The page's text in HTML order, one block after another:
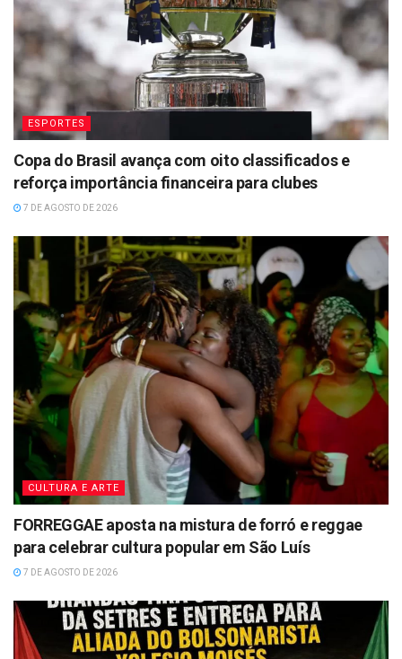
ESPORTES
Copa do Brasil avança com oito classificados e
reforça importância financeira para clubes
7 DE AGOSTO DE 2026
CULTURA E ARTE
FORREGGAE aposta na mistura de forró e reggae
para celebrar cultura popular em São Luís
7 DE AGOSTO DE 2026